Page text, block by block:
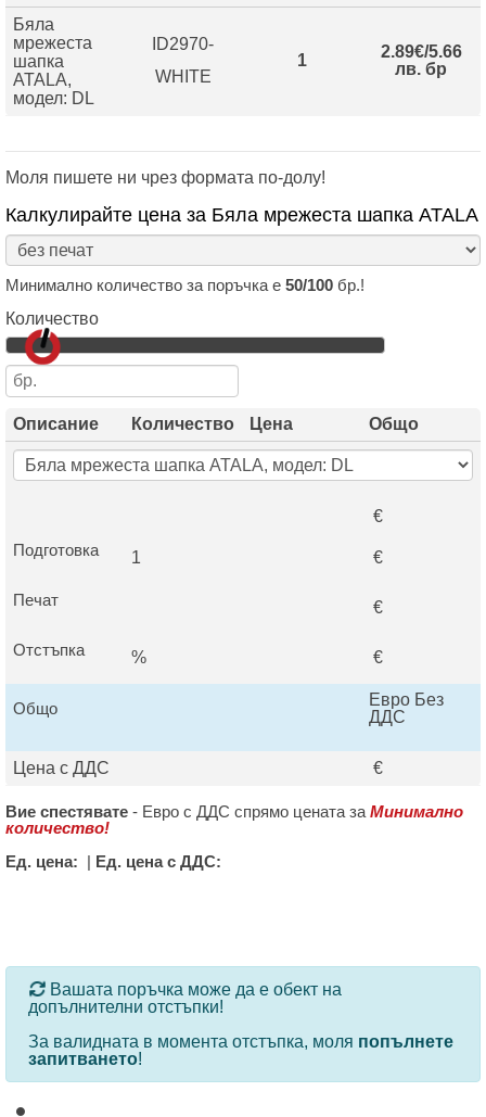
Бяла
мрежеста
шапка
ATALA,
модел: DL
ID2970-
WHITE
1
2.89€/5.66
лв. бр
Моля пишете ни чрез формата по-долу!
Калкулирайте цена за Бяла мрежеста шапка ATALA
Минимално количество за поръчка е 50/100 бр.!
Количество
Описание Количество Цена Общо
€
Подготовка
1 €
Печат €
Отстъпка % €
Общо
Евро Без
ДДС
Цена с ДДС €
Вие спестявате - Евро с ДДС спрямо цената за Минимално
количество!
Ед. цена: | Ед. цена с ДДС:
За определени продукти и количества се ползват
Вашата поръчка може да е обект на
допълнителни отстъпки!
За валидната в момента отстъпка, моля попълнете
запитването!